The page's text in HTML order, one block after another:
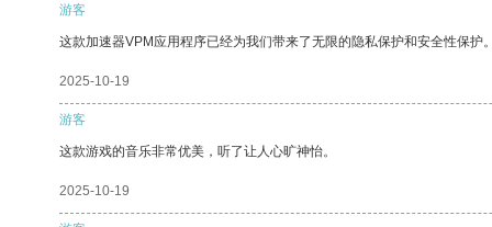
游客
这款加速器VPM应用程序已经为我们带来了无限的隐私保护和安全性保护
2025-10-19
游客
这款游戏的音乐非常优美，听了让人心旷神怡。
2025-10-19